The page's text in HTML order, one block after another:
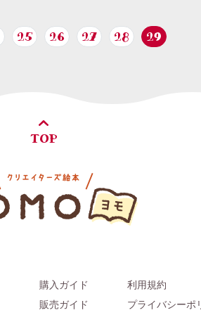
25 26 27 28 29
TOP
購入ガイド
販売ガイド
利用規約
プライバシーポ